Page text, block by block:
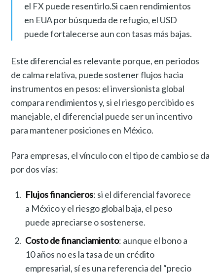
el FX puede resentirlo.Si caen rendimientos
en EUA por búsqueda de refugio, el USD
puede fortalecerse aun con tasas más bajas.
Este diferencial es relevante porque, en periodos
de calma relativa, puede sostener flujos hacia
instrumentos en pesos: el inversionista global
compara rendimientos y, si el riesgo percibido es
manejable, el diferencial puede ser un incentivo
para mantener posiciones en México.
Para empresas, el vínculo con el tipo de cambio se da
por dos vías:
Flujos financieros: si el diferencial favorece
a México y el riesgo global baja, el peso
puede apreciarse o sostenerse.
Costo de financiamiento: aunque el bono a
10 años no es la tasa de un crédito
empresarial, sí es una referencia del “precio